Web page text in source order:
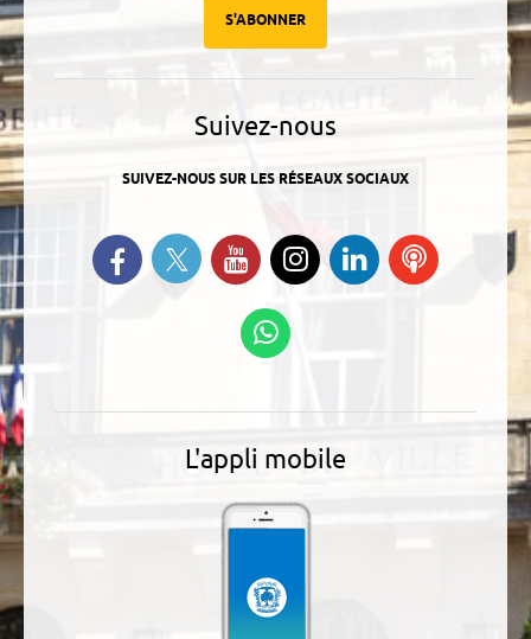
S'ABONNER
Suivez-nous
SUIVEZ-NOUS SUR LES RÉSEAUX SOCIAUX
Retrouvez-nous sur Facebook
Suivez-nous sur Twitter
Suivez-nous sur YouTube
Suivez-nous sur
Instagram
Retrouvez-
nous sur
Ecoutez
L'appli mobile